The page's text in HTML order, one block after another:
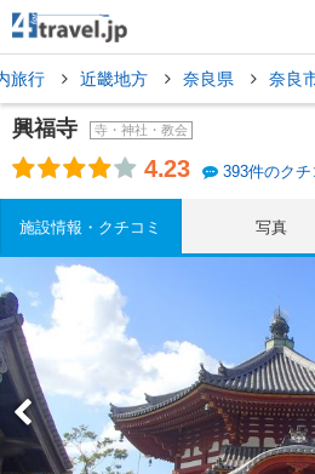
旅行 近畿地方 奈良県 奈良
興福寺 寺・神社・教会
4.23 393件のクチ
施設情報・クチコミ 写真